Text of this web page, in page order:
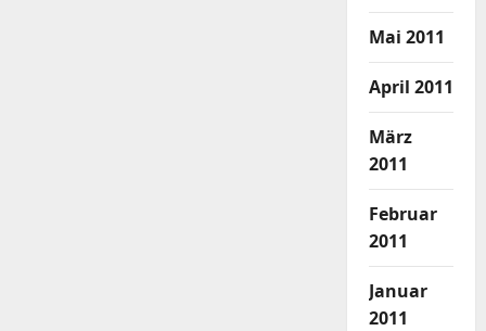
Mai 2011
April 2011
März
2011
Februar
2011
Januar
2011